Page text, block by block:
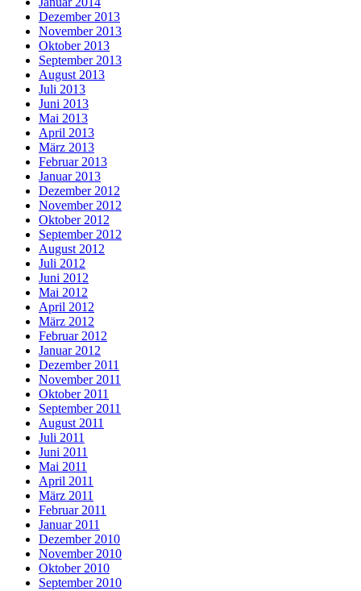
Dezember 2013
November 2013
Oktober 2013
September 2013
August 2013
Juli 2013
Juni 2013
Mai 2013
April 2013
März 2013
Februar 2013
Januar 2013
Dezember 2012
November 2012
Oktober 2012
September 2012
August 2012
Juli 2012
Juni 2012
Mai 2012
April 2012
März 2012
Februar 2012
Januar 2012
Dezember 2011
November 2011
Oktober 2011
September 2011
August 2011
Juli 2011
Juni 2011
Mai 2011
April 2011
März 2011
Februar 2011
Januar 2011
Dezember 2010
November 2010
Oktober 2010
September 2010